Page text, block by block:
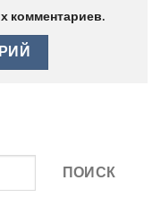
комментариев.
ПОИСК